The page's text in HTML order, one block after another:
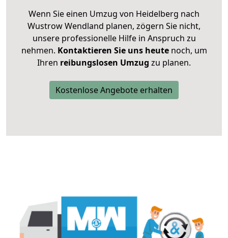
Wenn Sie einen Umzug von Heidelberg nach
Wustrow Wendland planen, zögern Sie nicht,
unsere professionelle Hilfe in Anspruch zu
nehmen. Kontaktieren Sie uns heutenoch, um
Ihren reibungslosen Umzug zu planen.
Kostenlose Angebote erhalten